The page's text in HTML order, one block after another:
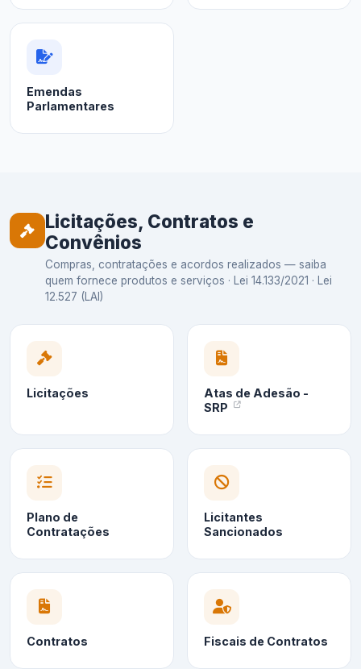
Emendas
Parlamentares
Licitações, Contratos e
Convênios
Compras, contratações e acordos realizados — saiba
quem fornece produtos e serviços · Lei 14.133/2021 · Lei
12.527 (LAI)
Licitações
Atas de Adesão -
SRP
Plano de
Contratações
Licitantes
Sancionados
Contratos Fiscais de Contratos